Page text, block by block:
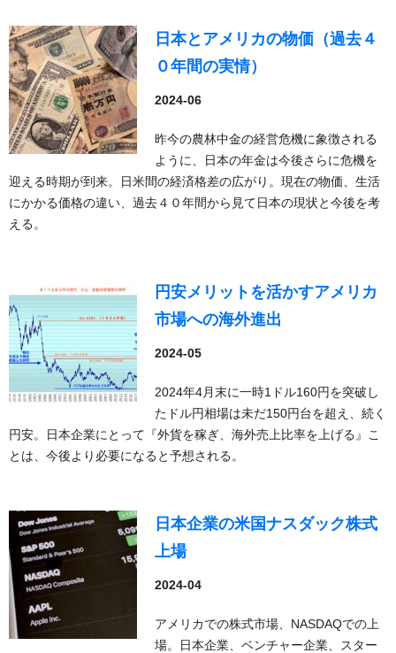
日本とアメリカの物価（過去４
０年間の実情）
2024-06
昨今の農林中金の経営危機に象徴される
ように、日本の年金は今後さらに危機を
迎える時期が到来。日米間の経済格差の広がり。現在の物価、生活
にかかる価格の違い、過去４０年間から見て日本の現状と今後を考
える。
円安メリットを活かすアメリカ
市場への海外進出
2024-05
2024年4月末に一時1ドル160円を突破し
たドル円相場は未だ150円台を超え、続く
円安。日本企業にとって『外貨を稼ぎ、海外売上比率を上げる』こ
とは、今後より必要になると予想される。
日本企業の米国ナスダック株式
上場
2024-04
アメリカでの株式市場、NASDAQでの上
場。日本企業、ベンチャー企業、スター